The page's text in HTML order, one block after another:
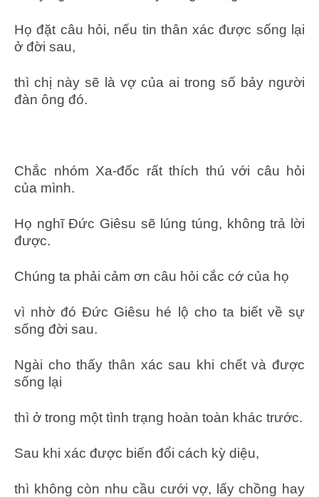
Họ đặt câu hỏi, nếu tin thân xác được sống lại
ở đời sau,
thì chị này sẽ là vợ của ai trong số bảy người
đàn ông đó.
Chắc nhóm Xa-đốc rất thích thú với câu hỏi
của mình.
Họ nghĩ Đức Giêsu sẽ lúng túng, không trả lời
được.
Chúng ta phải cảm ơn câu hỏi cắc cớ của họ
vì nhờ đó Đức Giêsu hé lộ cho ta biết về sự
sống đời sau.
Ngài cho thấy thân xác sau khi chết và được
sống lại
thì ở trong một tình trạng hoàn toàn khác trước.
Sau khi xác được biến đổi cách kỳ diệu,
thì không còn nhu cầu cưới vợ, lấy chồng hay